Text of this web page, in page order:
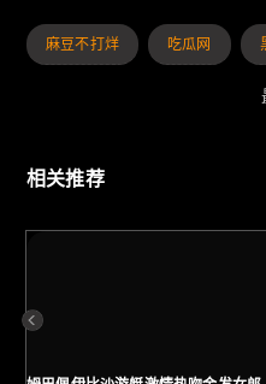
麻豆不打烊 吃瓜网
相关推荐